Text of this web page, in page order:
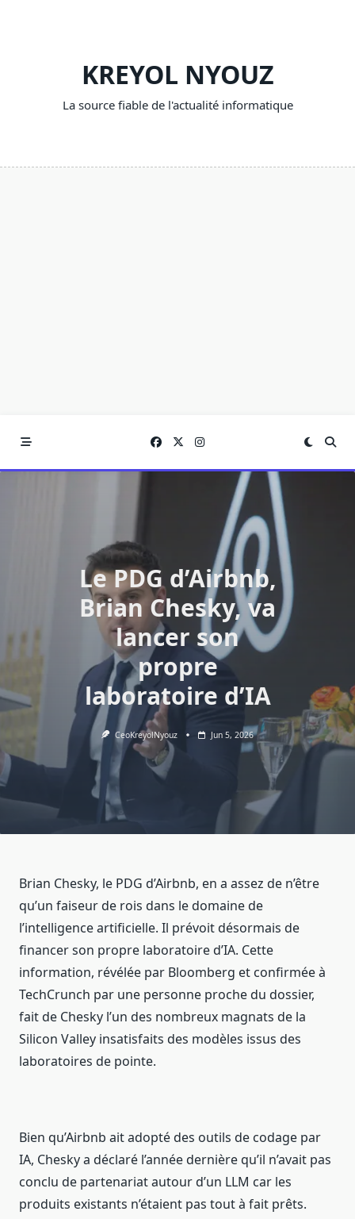
KREYOL NYOUZ
La source fiable de l'actualité informatique
Le PDG d’Airbnb,
Brian Chesky, va
lancer son
propre
laboratoire d’IA
CeoKreyolNyouz Jun 5, 2026
Brian Chesky, le PDG d’Airbnb, en a assez de n’être
qu’un faiseur de rois dans le domaine de
l’intelligence artificielle. Il prévoit désormais de
financer son propre laboratoire d’IA. Cette
information, révélée par Bloomberg et confirmée à
TechCrunch par une personne proche du dossier,
fait de Chesky l’un des nombreux magnats de la
Silicon Valley insatisfaits des modèles issus des
laboratoires de pointe.
Bien qu’Airbnb ait adopté des outils de codage par
IA, Chesky a déclaré l’année dernière qu’il n’avait pas
conclu de partenariat autour d’un LLM car les
produits existants n’étaient pas tout à fait prêts.